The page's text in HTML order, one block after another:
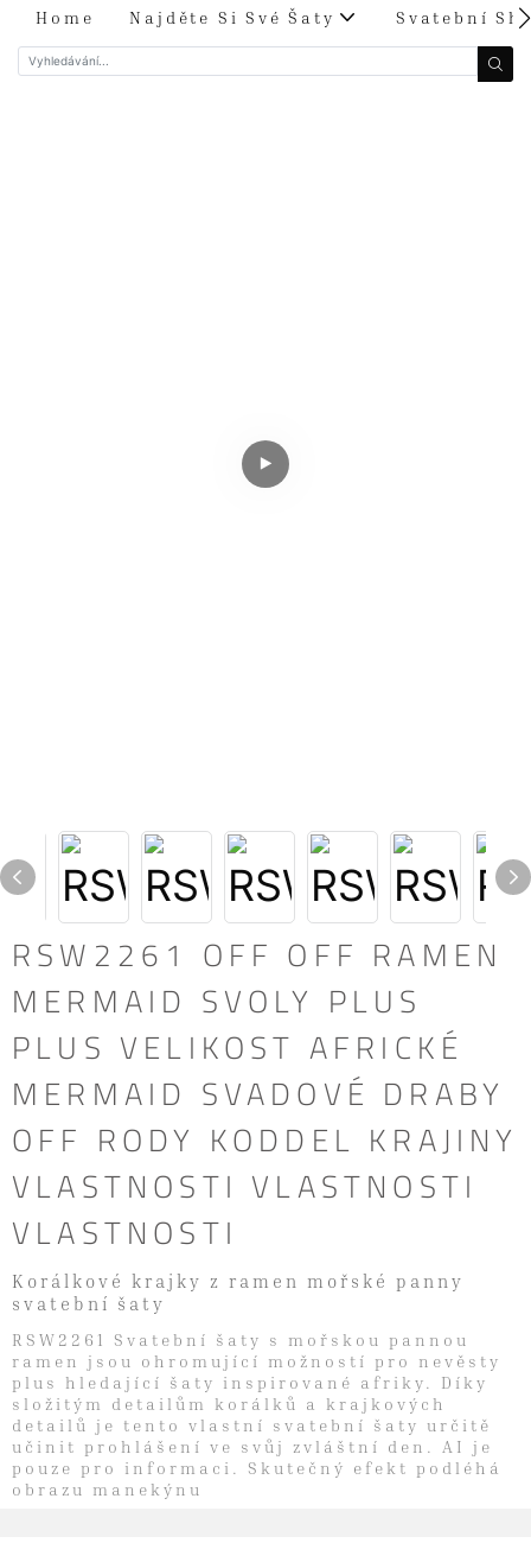
Home Najděte Si Své Šaty Svatební
RSW2261 OFF OFF RAMEN
MERMAID SVOLY PLUS
PLUS VELIKOST AFRICKÉ
MERMAID SVADOVÉ DRABY
OFF RODY KODDEL KRAJINY
VLASTNOSTI VLASTNOSTI
VLASTNOSTI
Korálkové krajky z ramen mořské panny
svatební šaty
RSW2261 Svatební šaty s mořskou pannou
ramen jsou ohromující možností pro nevěsty
plus hledající šaty inspirované afriky. Díky
složitým detailům korálků a krajkových
detailů je tento vlastní svatební šaty určitě
učinit prohlášení ve svůj zvláštní den. AI je
pouze pro informaci. Skutečný efekt podléhá
obrazu manekýnu